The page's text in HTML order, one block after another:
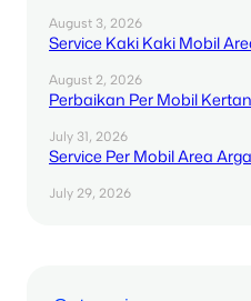
August 3, 2026
Service Kaki Kaki Mobil
August 2, 2026
Perbaikan Per Mobil
July 31, 2026
Service Per Mobil Area
July 29, 2026